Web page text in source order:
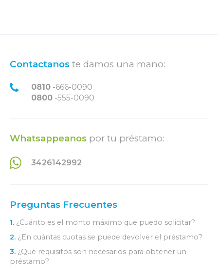
Contactanos te damos una mano:
0810 -666-0090
0800 -555-0090
Whatsappeanos por tu préstamo:
3426142992
Preguntas Frecuentes
1. ¿Cuánto es el monto máximo que puedo solicitar?
2. ¿En cuántas cuotas se puede devolver el préstamo?
3. ¿Qué requisitos son necesarios para obtener un
préstamo?